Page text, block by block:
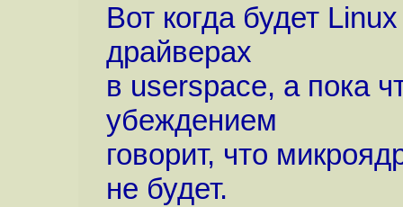
Вот когда будет
драйверах
в userspace, а пока
убеждением
говорит, что
не будет.